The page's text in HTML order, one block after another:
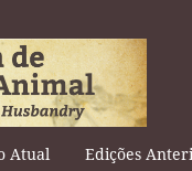
Atual Edições